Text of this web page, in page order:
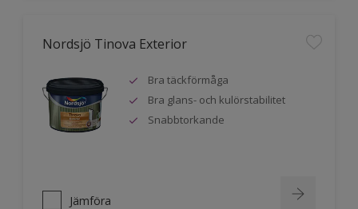
Nordsjö Tinova Exterior
Bra täckförmåga
Bra glans- och kulörstabilitet
Snabbtorkande
Jämföra